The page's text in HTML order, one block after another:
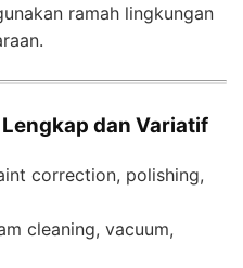
ramah lingkungan
dan Variatif
correction, polishing,
cleaning, vacuum,